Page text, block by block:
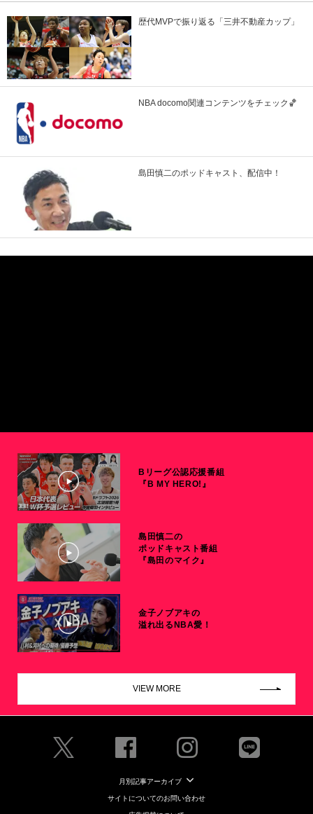
歴代MVPで振り返る「三井不動産カップ」
NBA docomo関連コンテンツをチェック🏀
島田慎二のポッドキャスト、配信中！
Bリーグ公認応援番組
『B MY HERO!』
島田慎二の
ポッドキャスト番組
『島田のマイク』
金子ノブアキの
溢れ出るNBA愛！
VIEW MORE
月別記事アーカイブ
サイトについてのお問い合わせ